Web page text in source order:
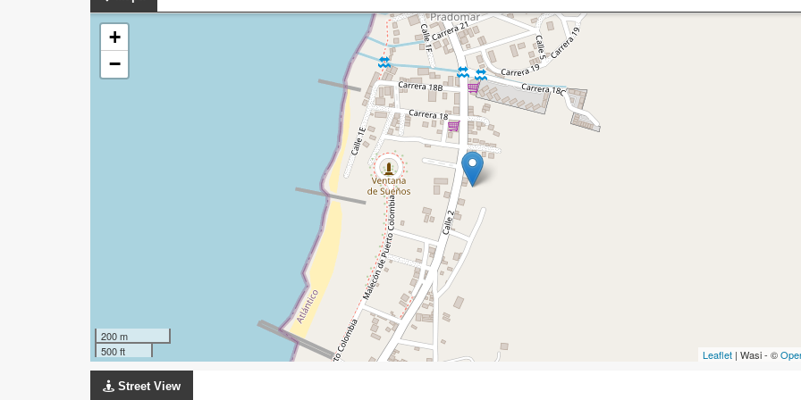
+
−
200 m
500 ft
Leaflet | Wasi - ©
Street View